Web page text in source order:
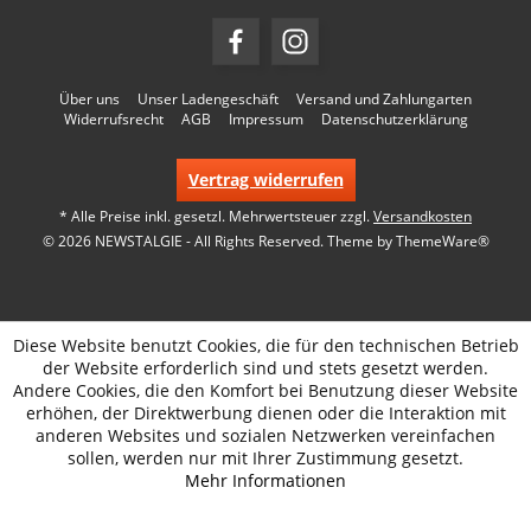
Über uns Unser Ladengeschäft
Versand und Zahlungarten
Widerrufsrecht
AGB Impressum Datenschutzerklärung
Vertrag widerrufen
* Alle Preise inkl. gesetzl. Mehrwertsteuer zzgl.Versandkosten
© 2026 NEWSTALGIE - All Rights Reserved. Theme byThemeWare®
Diese Website benutzt Cookies, die für den technischen Betrieb
der Website erforderlich sind und stets gesetzt werden.
Andere Cookies, die den Komfort bei Benutzung dieser Website
erhöhen, der Direktwerbung dienen oder die Interaktion mit
anderen Websites und sozialen Netzwerken vereinfachen
sollen, werden nur mit Ihrer Zustimmung gesetzt.
Mehr Informationen